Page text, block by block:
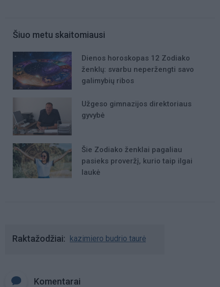
Šiuo metu skaitomiausi
Dienos horoskopas 12 Zodiako
ženklų: svarbu neperžengti savo
galimybių ribos
Užgeso gimnazijos direktoriaus
gyvybė
Šie Zodiako ženklai pagaliau
pasieks proveržį, kurio taip ilgai
laukė
Raktažodžiai kazimiero budrio taurė
Komentarai